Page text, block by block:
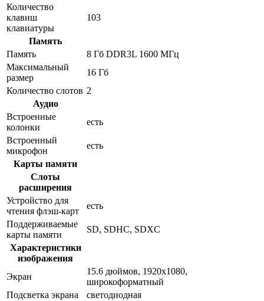
Количество
клавиш
клавиатуры
103
Память
Память
8 Гб DDR3L 1600 МГц
Максимальный
размер
16 Гб
Количество слотов 2
Аудио
Встроенные
колонки
есть
Встроенный
микрофон
есть
Карты памяти
Слоты
расширения
Устройство для
чтения флэш-карт
есть
Поддерживаемые
карты памяти
SD, SDHC, SDXC
Характеристики
изображения
Экран
15.6 дюймов, 1920x1080,
широкоформатный
Подсветка экрана
светодиодная